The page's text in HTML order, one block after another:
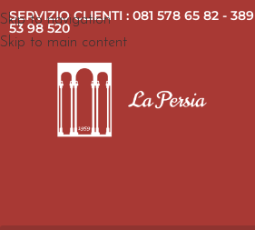
Skip to navigation
Skip to main content
SERVIZIO CLIENTI : 081 578 65 82 - 389
53 98 520